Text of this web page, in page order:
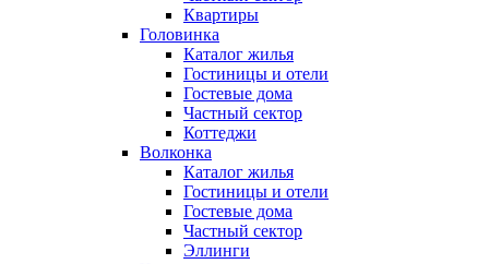
Квартиры
Головинка
Каталог жилья
Гостиницы и отели
Гостевые дома
Частный сектор
Коттеджи
Волконка
Каталог жилья
Гостиницы и отели
Гостевые дома
Частный сектор
Эллинги